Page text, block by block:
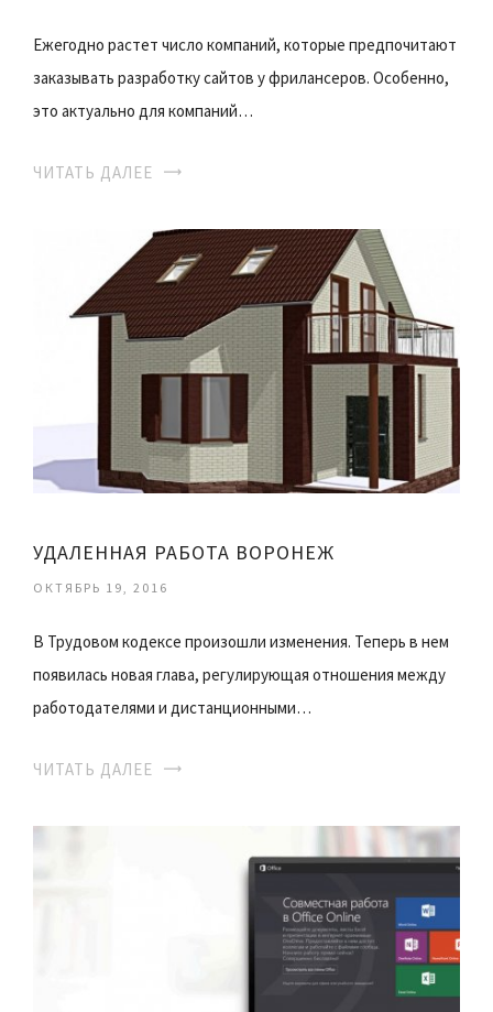
Ежегодно растет число компаний, которые предпочитают
заказывать разработку сайтов у фрилансеров. Особенно,
это актуально для компаний…
ЧИТАТЬ ДАЛЕЕ
УДАЛЕННАЯ РАБОТА ВОРОНЕЖ
ОКТЯБРЬ 19, 2016
В Трудовом кодексе произошли изменения. Теперь в нем
появилась новая глава, регулирующая отношения между
работодателями и дистанционными…
ЧИТАТЬ ДАЛЕЕ